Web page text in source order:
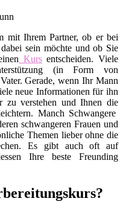
mit Ihrem Partner, ob er bei
sein möchte und ob Sie
Kursentscheiden. Viele
(in Form von
Gerade, wenn Ihr Mann
neue Informationen für ihn
zu verstehen und Ihnen die
Manch Schwangere
schwangeren Frauen und
Themen lieber ohne die
Es gibt auch oft auf
Ihre beste Freunding